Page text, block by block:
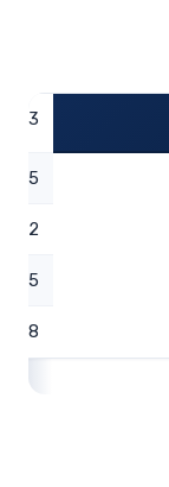
2.52